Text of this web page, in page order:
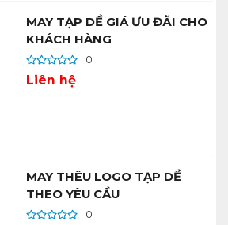
MAY TẠP DỀ GIÁ ƯU ĐÃI CHO
KHÁCH HÀNG
0
Liên hệ
MAY THÊU LOGO TẠP DỀ
THEO YÊU CẦU
0